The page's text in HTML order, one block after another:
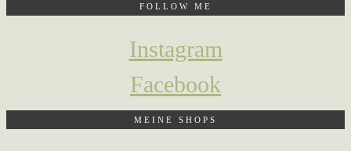
FOLLOW ME
Instagram
Facebook
MEINE SHOPS